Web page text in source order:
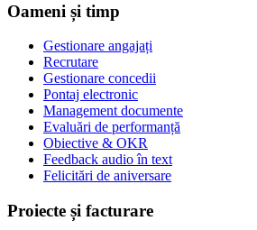
Oameni și timp
Gestionare angajați
Recrutare
Gestionare concedii
Pontaj electronic
Management documente
Evaluări de performanță
Obiective & OKR
Feedback audio în text
Felicitări de aniversare
Proiecte și facturare